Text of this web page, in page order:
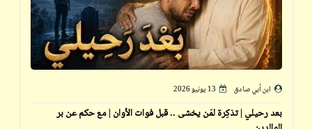
ابن أبي صادق 13 يونيو 2026
بعد رحيلي | تذكِرة لمَن يخشى .. قبل فوات الأوان | مع حكم عن بر